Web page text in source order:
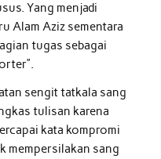
Yang menjadi
Alam Aziz sementara
tugas sebagai
sengit tatkala sang
tulisan karena
kata kompromi
mempersilakan sang